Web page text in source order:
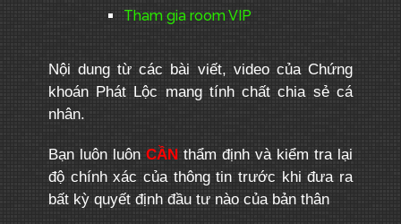
Tham gia room VIP
Nội dung từ các bài viết, video của Chứng
khoán Phát Lộc mang tính chất chia sẻ cá
nhân.
Bạn luôn luôn CẦNthẩm định và kiểm tra lại
độ chính xác của thông tin trước khi đưa ra
bất kỳ quyết định đầu tư nào của bản thân